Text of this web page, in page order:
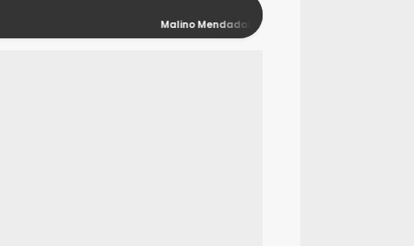
Malino Mendadak Penuh Rider Trail, WAM 2026 Dongkrak